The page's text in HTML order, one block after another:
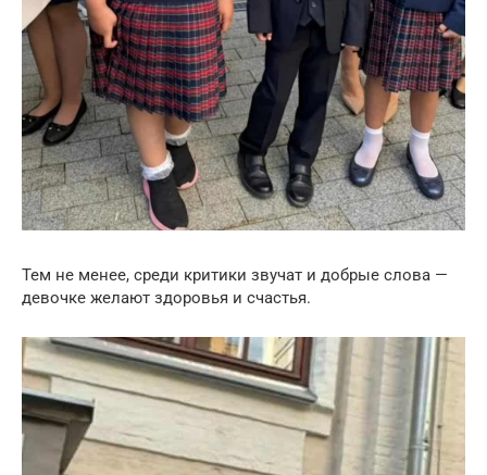
Тем не менее, среди критики звучат и добрые слова —
девочке желают здоровья и счастья.